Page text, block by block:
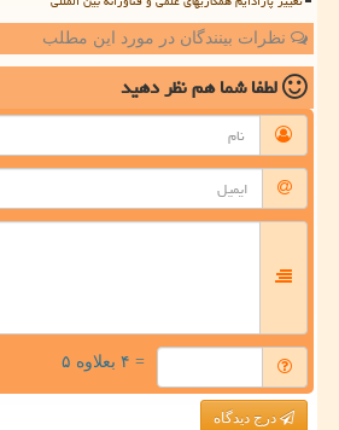
نظرات بینندگان در مورد این مطلب
لطفا شما همنظر دهید
= ۴ بعلاوه ۵
درج دیدگاه